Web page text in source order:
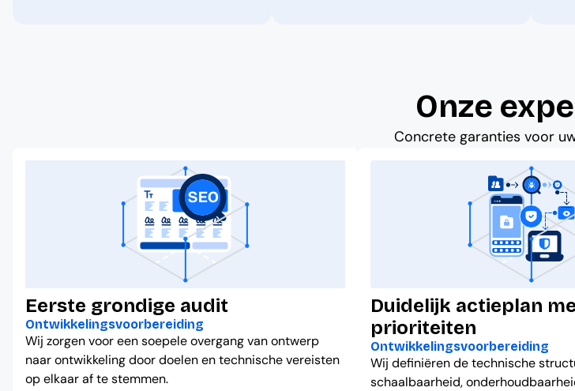
Onze
Concrete garanties voor
Eerste grondige audit
Ontwikkelingsvoorbereiding
Wij zorgen voor een soepele overgang van ontwerp
naar ontwikkeling door doelen en technische vereisten
op elkaar af te stemmen.
Duidelijk actieplan
prioriteiten
Ontwikkelingsvoorbereiding
Wij definiëren de technische
schaalbaarheid,